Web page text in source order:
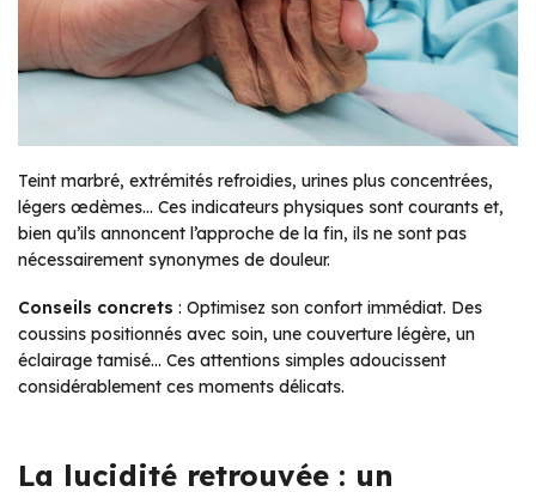
Teint marbré, extrémités refroidies, urines plus concentrées,
légers œdèmes… Ces indicateurs physiques sont courants et,
bien qu’ils annoncent l’approche de la fin, ils ne sont pas
nécessairement synonymes de douleur.
Conseils concrets : Optimisez son confort immédiat. Des
coussins positionnés avec soin, une couverture légère, un
éclairage tamisé… Ces attentions simples adoucissent
considérablement ces moments délicats.
La lucidité retrouvée : un